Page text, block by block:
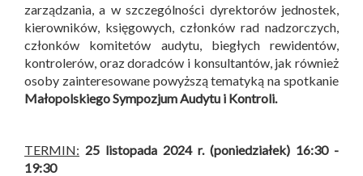
zarządzania, a w szczególności dyrektorów jednostek,
kierowników, księgowych, członków rad nadzorczych,
członków komitetów audytu, biegłych rewidentów,
kontrolerów, oraz doradców i konsultantów, jak również
osoby zainteresowane powyższą tematyką na spotkanie
Małopolskiego Sympozjum Audytu i Kontroli.
TERMIN: 25 listopada 2024 r. (poniedziałek) 16:30 -
19:30